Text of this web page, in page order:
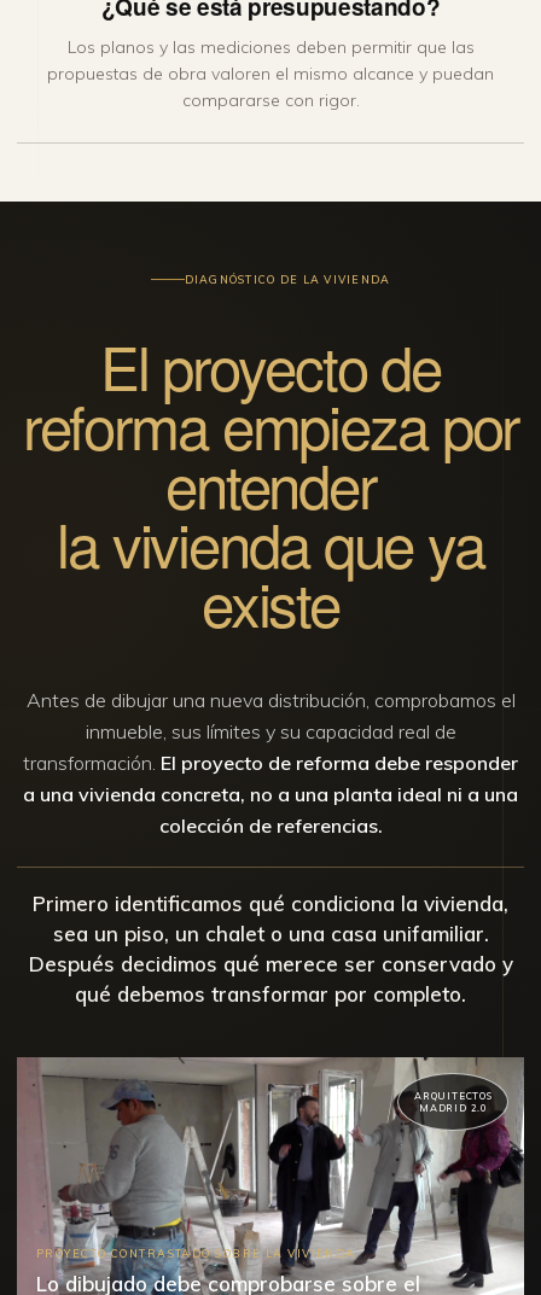
¿Qué se está presupuestando?
Los planos y las mediciones deben permitir que las
propuestas de obra valoren el mismo alcance y puedan
compararse con rigor.
DIAGNÓSTICO DE LA VIVIENDA
El proyecto de
reforma empieza por
entender
la vivienda que ya
existe
Antes de dibujar una nueva distribución, comprobamos el
inmueble, sus límites y su capacidad real de
transformación. El proyecto de reforma debe responder
a una vivienda concreta, no a una planta ideal ni a una
colección de referencias.
Primero identificamos qué condiciona la vivienda,
sea un piso, un chalet o una casa unifamiliar.
Después decidimos qué merece ser conservado y
qué debemos transformar por completo.
ARQUITECTOS
MADRID 2.0
PROYECTO CONTRASTADO SOBRE LA VIVIENDA
Lo dibujado debe comprobarse sobre el